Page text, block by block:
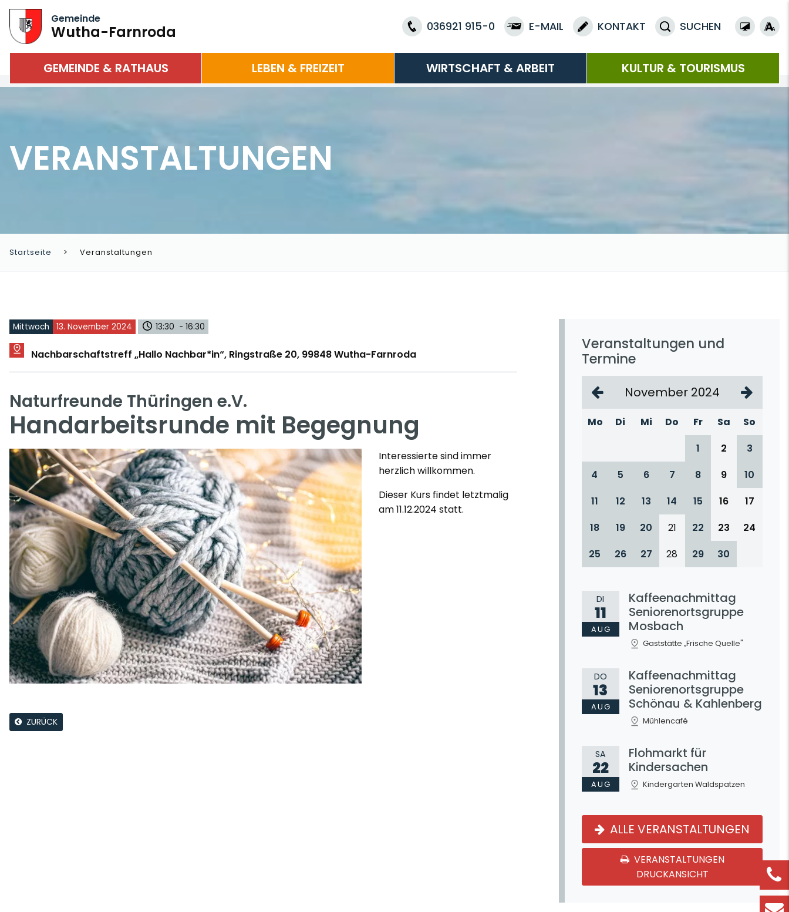
Gemeinde
Wutha-Farnroda 036921 915-0 E-MAIL KONTAKT SUCHEN
GEMEINDE & RATHAUS LEBEN & FREIZEIT WIRTSCHAFT & ARBEIT KULTUR & TOURISMUS
VERANSTALTUNGEN
Startseite Veranstaltungen
Mittwoch 13. November 2024 13:30 - 16:30
Nachbarschaftstreff „Hallo Nachbar*in“, Ringstraße 20, 99848 Wutha-Farnroda
Naturfreunde Thüringen e.V.
Handarbeitsrunde mit Begegnung
Interessierte sind immer
herzlich willkommen.
Dieser Kurs findet letztmalig
am 11.12.2024 statt.
ZURÜCK
Veranstaltungen und
Termine
November 2024
Mo Di Mi Do Fr Sa
So
1
2
3
4
5 6 7 8 9
10
11
12 13 14 15 16
17
18
19 20 21 22 23
24
25
26 27 28 29 30
DI
11
AUG
Kaffeenachmittag
Seniorenortsgruppe
Mosbach
Gaststätte „Frische Quelle"
DO
13
AUG
Kaffeenachmittag
Seniorenortsgruppe
Schönau & Kahlenberg
Mühlencafé
SA
22
AUG
Flohmarkt für
Kindersachen
Kindergarten Waldspatzen
ALLE VERANSTALTUNGEN
VERANSTALTUNGEN
DRUCKANSICHT